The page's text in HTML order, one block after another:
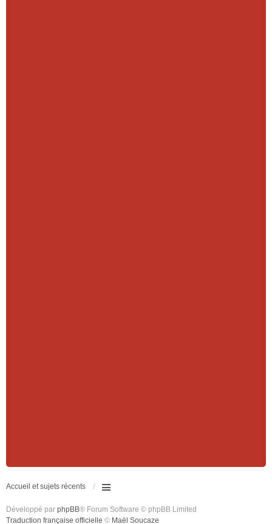
Accueil et sujets récents
Développé par phpBB® Forum Software © phpBB Limited
Traduction française officielle © Maël Soucaze